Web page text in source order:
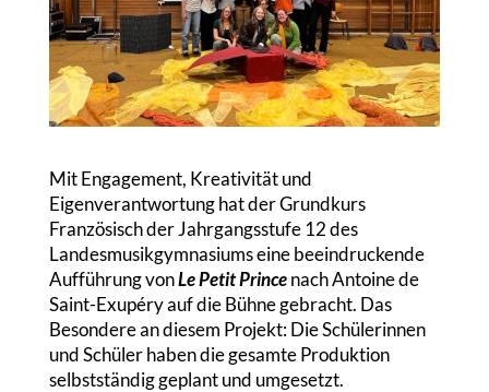
Mit Engagement, Kreativität und
Eigenverantwortung hat der Grundkurs
Französisch der Jahrgangsstufe 12 des
Landesmusikgymnasiums eine beeindruckende
Aufführung vonLe Petit Princenach Antoine de
Saint-Exupéry auf die Bühne gebracht. Das
Besondere an diesem Projekt: Die Schülerinnen
und Schüler haben die gesamte Produktion
selbstständig geplant und umgesetzt.